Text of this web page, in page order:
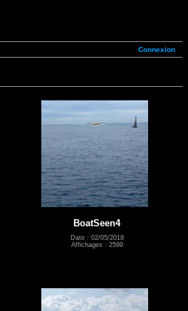
Connexion
BoatSeen4
Date : 02/05/2018
Affichages : 2599